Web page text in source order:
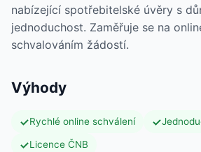
nabízející spotřebitelské úvěry s
jednoduchost. Zaměřuje se na
schvalováním žádostí.
Výhody
Rychlé online schválení
Licence ČNB